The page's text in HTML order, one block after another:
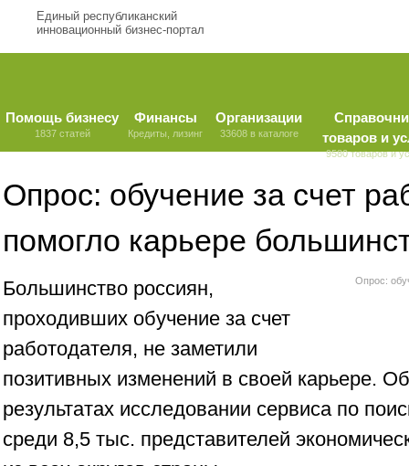
Единый республиканский
инновационный бизнес-портал
Помощь бизнесу
1837 статей
Финансы
Кредиты, лизинг
Организации
33608 в каталоге
товаров и
9580 товаров и
Опрос: обучение за счет
помогло карьере
Опрос:
Большинство россиян,
проходивших обучение за счет
работодателя, не заметили
позитивных изменений в своей карьере.
результатах исследовании сервиса по
среди 8,5 тыс. представителей